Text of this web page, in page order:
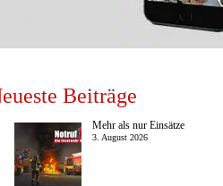
Beiträge
Mehr als nur Einsätze
3. August 2026